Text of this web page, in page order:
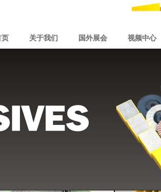
页 关于我们 国外展会 视频中心